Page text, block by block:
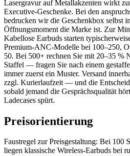
Lasergravur auf Metallakzenten wirkt
Executive-Geschenke. Bei den
bedrucken wir die Geschenkbox selbst
Öffnungsmoment die Marke ist. Zur
Kabellose Earbuds starten
Premium-ANC-Modelle bei 100–250,
50. Bei 500+ rechnen Sie mit 20–35 %
Staffel — fragen Sie nach einem
immer zuerst ein Muster. Versand
zzgl. Kurierlaufzeit — und die
sobald jemand die Gesprächsqualität
Ladecases spürt.
Preisorientierung
Faustregel zur Preisgestaltung: Bei 100
liegen klassische Wireless-Earbuds bei